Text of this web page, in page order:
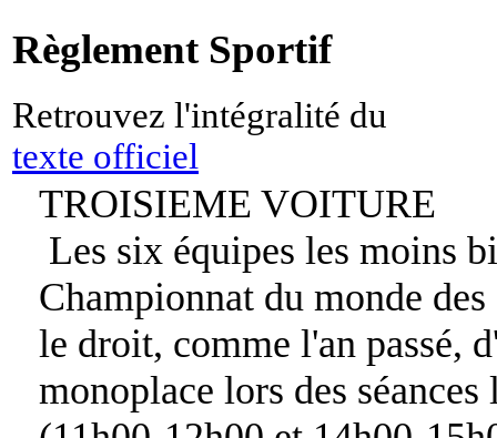
Règlement Sportif
Retrouvez l'intégralité du
texte officiel
TROISIEME VOITURE
Les six équipes les moins
Championnat du monde
le droit, comme l'an passé,
monoplace lors des